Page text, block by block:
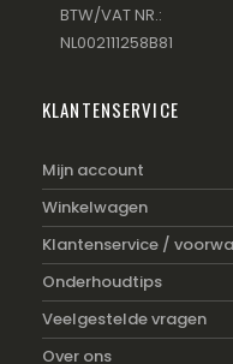
BTW/VAT NR.:
NL002111258B81
KLANTENSERVICE
Mijn account
Winkelwagen
Klantenservice /
Onderhoudtips
Veelgestelde vragen
Over ons